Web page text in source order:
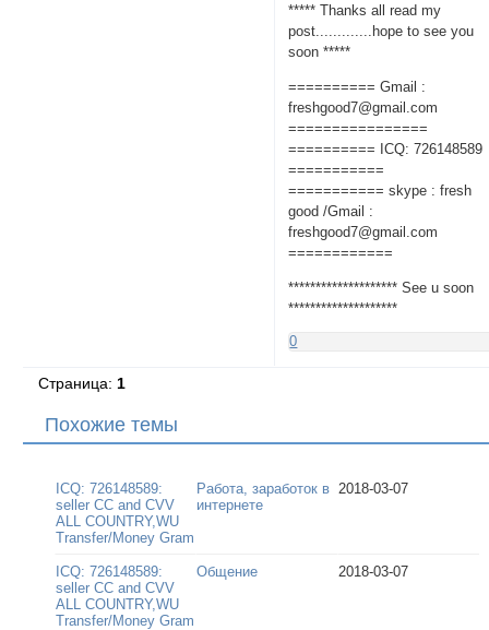
***** Thanks all read my
post.............hope to see you
soon *****
========== Gmail :
freshgood7@gmail.com
================
========== ICQ: 726148589
===========
=========== skype : fresh
good /Gmail :
freshgood7@gmail.com
============
******************** See u soon
********************
0
Страница: 1
Похожие темы
ICQ: 726148589:
seller CC and CVV
ALL COUNTRY,WU
Transfer/Money Gram
Работа, заработок в
интернете
2018-03-07
ICQ: 726148589:
seller CC and CVV
ALL COUNTRY,WU
Transfer/Money Gram
Общение 2018-03-07